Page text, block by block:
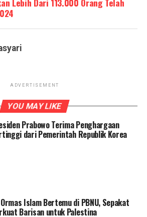
ADVERTISEMENT
YOU MAY LIKE
Prabowo Terima Penghargaan
dari Pemerintah Republik Korea
Islam Bertemu di PBNU, Sepakat
Barisan untuk Palestina